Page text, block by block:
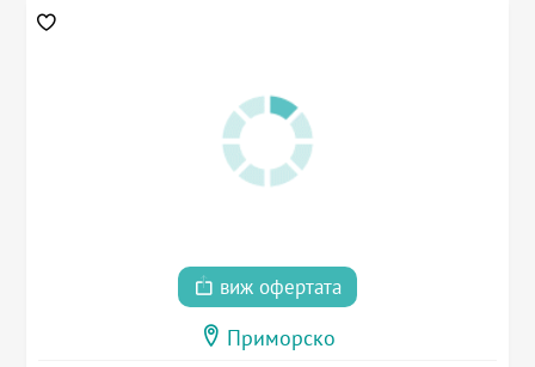
виж офертата
Приморско